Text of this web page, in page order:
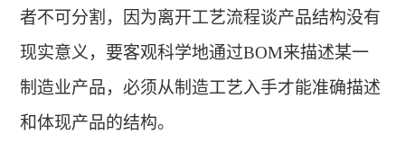
者不可分割，因为离开工艺流程谈产品结构没有
现实意义，要客观科学地通过BOM来描述某一
制造业产品，必须从制造工艺入手才能准确描述
和体现产品的结构。